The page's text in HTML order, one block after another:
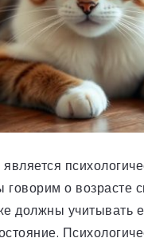
говорим о возрасте
должны учитывать